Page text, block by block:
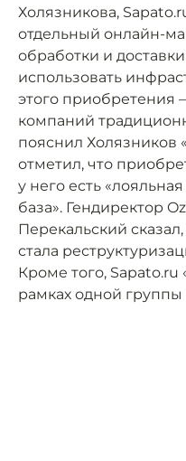
Холязникова,
отдельный онлайн-
обработки и
использовать
этого приобретения
компаний
пояснил Холязников
отметил, что
у него есть
база». Гендиректор
Перекальский
стала
Кроме того, Sapato.ru
рамках одной